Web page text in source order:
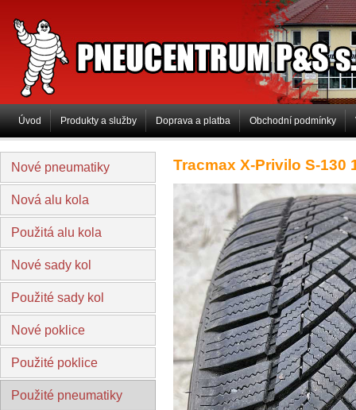
PNEUCENTRUM P&S
Úvod Produkty a služby Doprava a platba Obchodní podmínky
Nové pneumatiky
Nová alu kola
Použitá alu kola
Nové sady kol
Použité sady kol
Nové poklice
Použité poklice
Použité pneumatiky
Tracmax X-Privilo S-130